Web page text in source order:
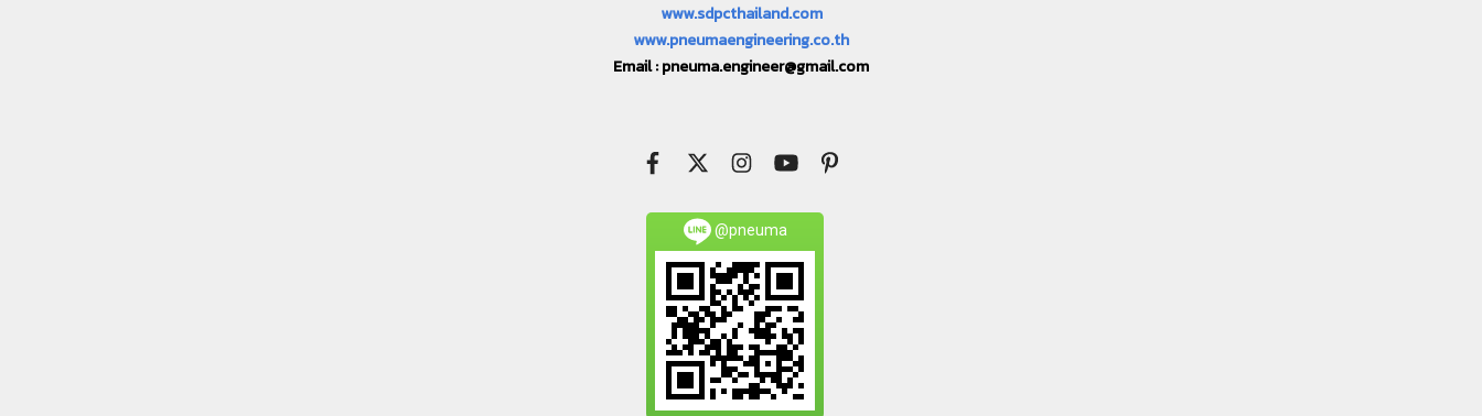
www.sdpcthailand.com
www.pneumaengineering.co.th
Email :pneuma.engineer@gmail.com
@pneuma